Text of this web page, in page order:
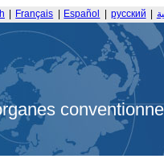
Français Español русский